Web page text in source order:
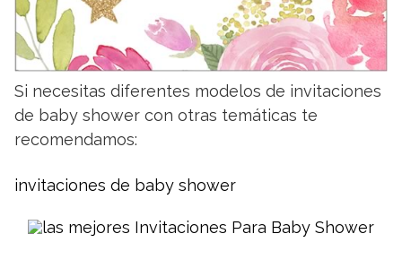
Si necesitas diferentes modelos de invitaciones
de baby shower con otras temáticas te
recomendamos:
invitaciones de baby shower